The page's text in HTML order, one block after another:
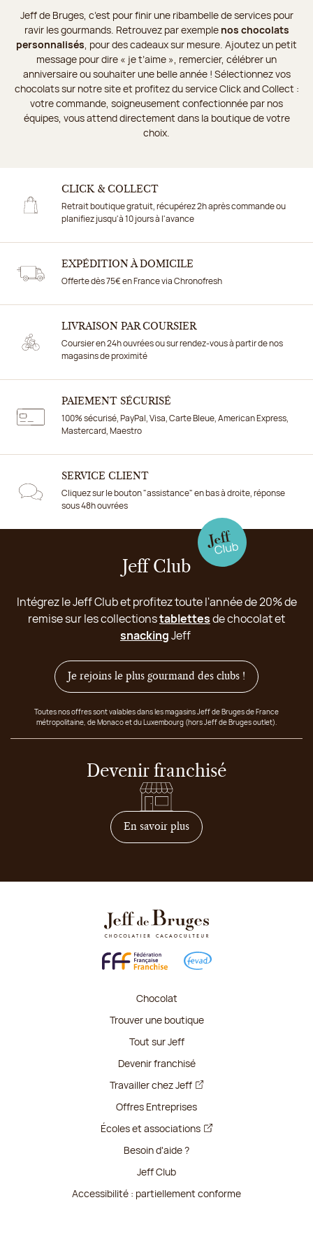
Jeff de Bruges, c’est pour finir une ribambelle de services pour
ravir les gourmands. Retrouvez par exemple nos chocolats
personnalisés , pour des cadeaux sur mesure. Ajoutez un petit
message pour dire « je t’aime », remercier, célébrer un
anniversaire ou souhaiter une belle année ! Sélectionnez vos
chocolats sur notre site et profitez du service Click and Collect :
votre commande, soigneusement confectionnée par nos
équipes, vous attend directement dans la boutique de votre
choix.
CLICK & COLLECT
Retrait boutique gratuit, récupérez 2h après commande ou
planifiez jusqu'à 10 jours à l'avance
EXPÉDITION À DOMICILE
Offerte dès 75€ en France via Chronofresh
LIVRAISON PAR COURSIER
Coursier en 24h ouvrées ou sur rendez-vous à partir de nos
magasins de proximité
PAIEMENT SÉCURISÉ
100% sécurisé, PayPal, Visa, Carte Bleue, American Express,
Mastercard, Maestro
SERVICE CLIENT
Cliquez sur le bouton "assistance" en bas à droite, réponse
sous 48h ouvrées
Jeff Club
Intégrez le Jeff Club et profitez toute l'année de 20% de
remise sur les collectionstablettesde chocolat et
snackingJeff
Je rejoins le plus gourmand des clubs !
Toutes nos offres sont valables dans les magasins Jeff de Bruges de France
métropolitaine, de Monaco et du Luxembourg (hors Jeff de Bruges outlet).
Devenir franchisé
En savoir plussur comment devenir
Chocolat
Trouver une boutique
Tout sur Jeff
Devenir franchisé
Travailler chez Jeff
Offres Entreprises
Écoles et associations
Besoin d'aide ?
Jeff Club
Accessibilité : partiellement conforme